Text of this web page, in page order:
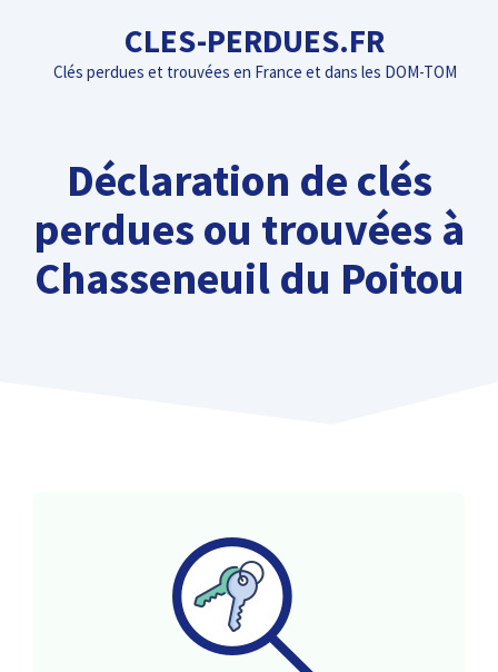
contenu
CLES-PERDUES.FR
Clés perdues et trouvées en France et dans les DOM-TOM
Déclaration de clés
perdues ou trouvées à
Chasseneuil du Poitou